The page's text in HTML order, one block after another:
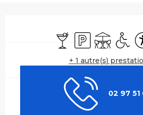
Bar / Buvette
ParkingTerrasseAccès
+ 1 autre(s)
02 97 51